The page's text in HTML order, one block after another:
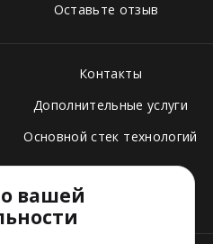
Оставьте отзыв
Контакты
Дополнительные услуги
Основной стек технологий
вашей